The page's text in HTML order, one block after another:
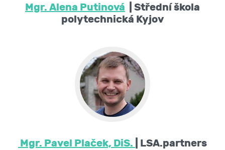
Mgr. Alena Putinová | Střední škola
polytechnická Kyjov
Mgr. Pavel Plaček, DiS. | LSA.partners